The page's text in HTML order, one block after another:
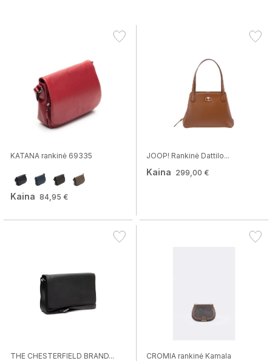
KATANA rankinė 69335
Kaina 84,95 €
JOOP! Rankinė Dattilo...
Kaina 299,00 €
THE CHESTERFIELD BRAND...
CROMIA rankinė Kamala